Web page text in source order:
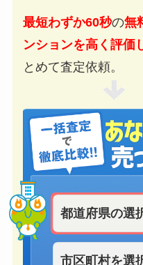
最短わずか60秒の無
ンションを高く評価
とめて査定依頼。